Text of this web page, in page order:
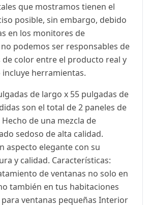
que mostramos tienen el
posible, sin embargo, debido
en los monitores de
podemos ser responsables de
de color entre el producto real y
herramientas.
de largo x 55 pulgadas de
son el total de 2 paneles de
de una mezcla de
sedoso de alta calidad.
aspecto elegante con su
y calidad. Características:
de ventanas no solo en
también en tus habitaciones
ventanas pequeñas Interior